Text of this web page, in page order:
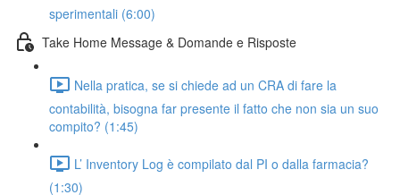
sperimentali (6:00)
Take Home Message & Domande e Risposte
Nella pratica, se si chiede ad un CRA di fare la
contabilità, bisogna far presente il fatto che non sia un suo
compito? (1:45)
L’ Inventory Log è compilato dal PI o dalla farmacia?
(1:30)